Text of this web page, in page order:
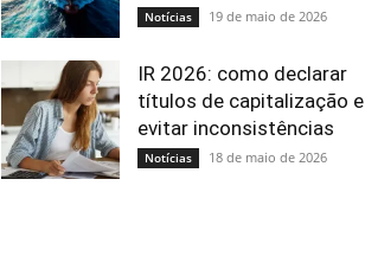
Notícias 19 de maio de 2026
IR 2026: como declarar
títulos de capitalização e
evitar inconsistências
Notícias 18 de maio de 2026